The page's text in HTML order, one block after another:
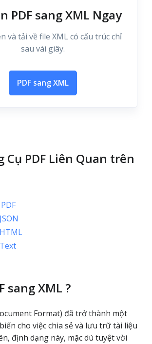
PDF sang XML Ngay
và tải về file XML có cấu trúc chỉ
sau vài giây.
PDF sang XML
Cụ PDF Liên Quan trên
sang XML ?
Format) đã trở thành một
cho việc chia sẻ và lưu trữ tài liệu
định dạng này, mặc dù tuyệt vời